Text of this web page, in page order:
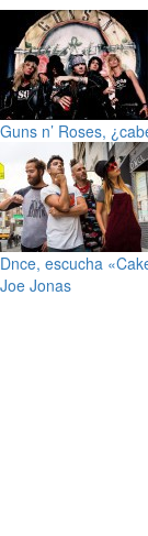
Guns n’ Roses,
Dnce, escucha
Joe Jonas